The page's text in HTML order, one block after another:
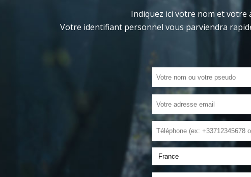
Indiquez ici votre nom et votre
Votre identifiant personnel vous parviendra